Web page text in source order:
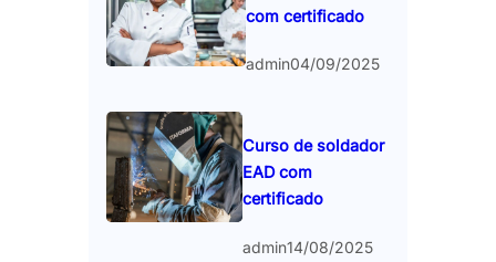
com certificado
admin04/09/2025
Curso de soldador
EAD com
certificado
admin14/08/2025